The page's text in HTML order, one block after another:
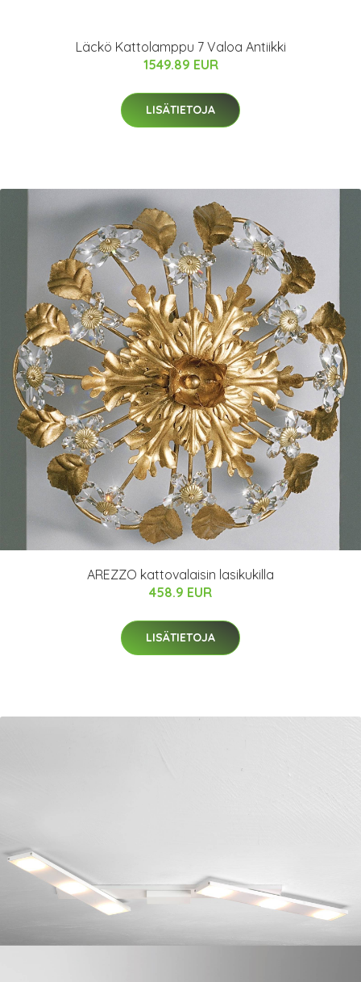
Läckö Kattolamppu 7 Valoa Antiikki
1549.89 EUR
LISÄTIETOJA
AREZZO kattovalaisin lasikukilla
458.9 EUR
LISÄTIETOJA